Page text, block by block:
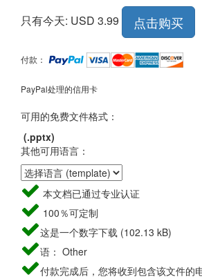
只有今天: USD 3.99 点击购买
付款：
PayPal处理的信用卡
可用的免费文件格式：
(.pptx)
其他可用语言：
本文档已通过专业认证
100％可定制
这是一个数字下载 (102.13 kB)
语： Other
付款完成后，您将收到包含该文件的